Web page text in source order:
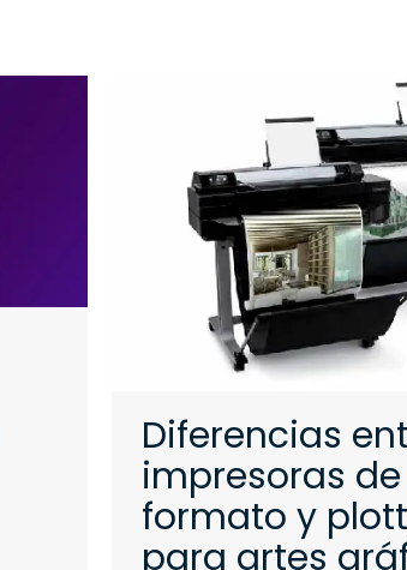
Diferencias
impresoras
formato y
para artes